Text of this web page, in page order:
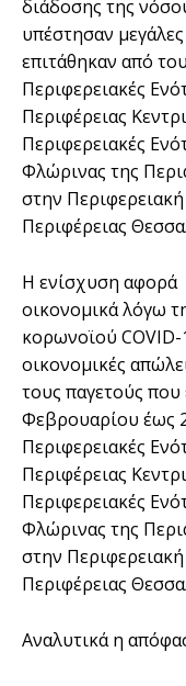
διάδοσης της
υπέστησαν
επιτάθηκαν από
Περιφερειακές
Περιφέρειας
Περιφερειακές
Φλώρινας της
στην
Περιφέρειας
Η ενίσχυση αφορά
οικονομικά λόγω
κορωνοϊού COVID-
οικονομικές
τους παγετούς
Φεβρουαρίου έως
Περιφερειακές
Περιφέρειας
Περιφερειακές
Φλώρινας της
στην
Περιφέρειας
Αναλυτικά η